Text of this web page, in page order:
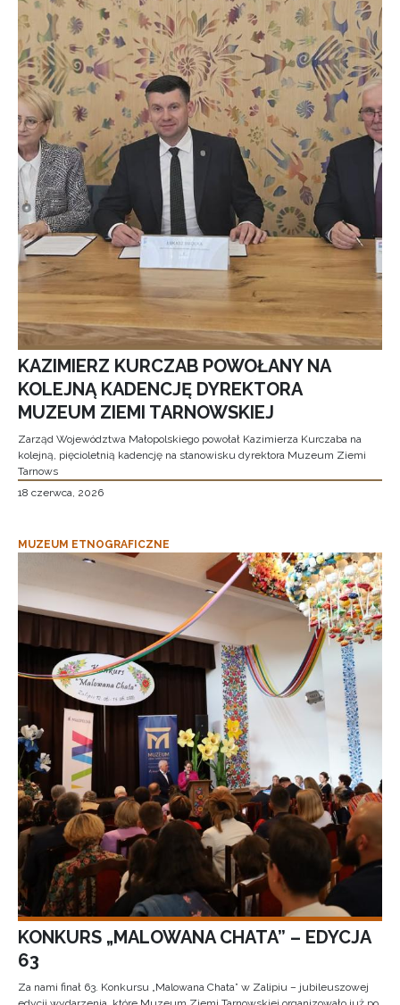
KAZIMIERZ KURCZAB POWOŁANY NA
KOLEJNĄ KADENCJĘ DYREKTORA
MUZEUM ZIEMI TARNOWSKIEJ
Zarząd Województwa Małopolskiego powołał Kazimierza Kurczaba na
kolejną, pięcioletnią kadencję na stanowisku dyrektora Muzeum Ziemi
Tarnows
18 czerwca, 2026
MUZEUM ETNOGRAFICZNE
KONKURS „MALOWANA CHATA” – EDYCJA
63
Za nami finał 63. Konkursu „Malowana Chata” w Zalipiu – jubileuszowej